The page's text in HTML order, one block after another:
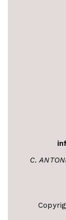
C.